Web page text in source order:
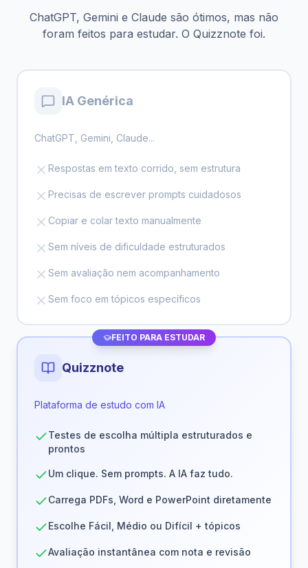
ChatGPT, Gemini e Claude são ótimos, mas não
foram feitos para estudar. O Quizznote foi.
IA Genérica
ChatGPT, Gemini, Claude...
Respostas em texto corrido, sem estrutura
Precisas de escrever prompts cuidadosos
Copiar e colar texto manualmente
Sem níveis de dificuldade estruturados
Sem avaliação nem acompanhamento
Sem foco em tópicos específicos
FEITO PARA ESTUDAR
Quizznote
Plataforma de estudo com IA
Testes de escolha múltipla estruturados e
prontos
Um clique. Sem prompts. A IA faz tudo.
Carrega PDFs, Word e PowerPoint diretamente
Escolhe Fácil, Médio ou Difícil + tópicos
Avaliação instantânea com nota e revisão